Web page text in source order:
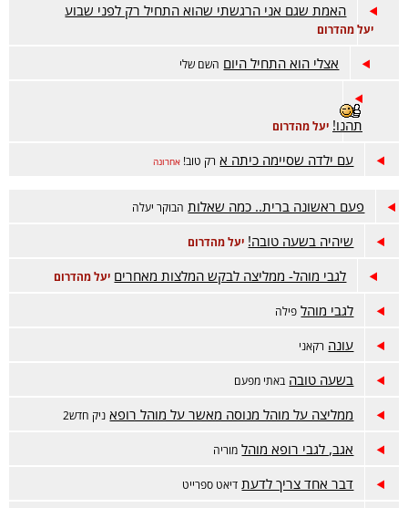
האמת שגם אני הרגשתי שהוא התחיל רק לפני שבוע
יעל מהדרום
אצלי הוא התחיל היום השם שלי
תהנו! יעל מהדרום
עם ילדה שסיימה כיתה א רק טוב! אחרונה
פעם ראשונה ברית.. כמה שאלות הבוקר יעלה
שיהיה בשעה טובה! יעל מהדרום
לגבי מוהל- ממליצה לבקש המלצות מאחרים יעל מהדרום
לגבי מוהל פילה
עונה רקאני
בשעה טובה באתי מפעם
ממליצה על מוהל מנוסה מאשר על מוהל רופא ניק חדש2
אגב, לגבי רופא מוהל מוריה
דבר אחד צריך לדעת דיאט ספרייט